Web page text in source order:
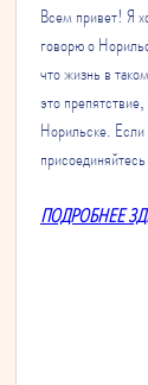
Всем привет! Я
говорю о
что жизнь в
это
Норильске.
ПОДРОБНЕЕ